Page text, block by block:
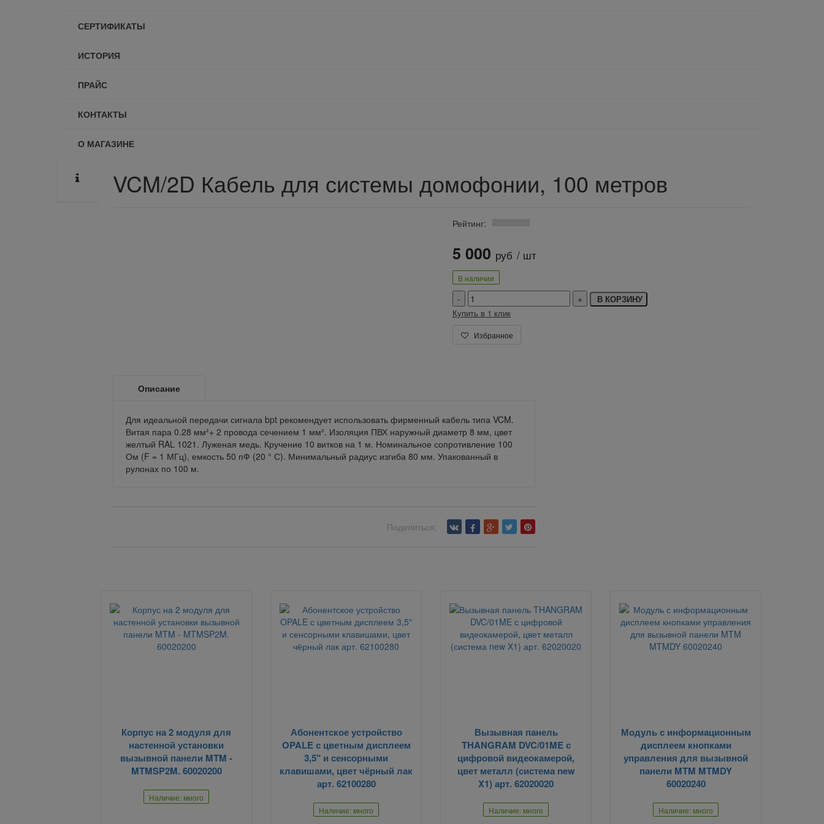
СЕРТИФИКАТЫ
ИСТОРИЯ
ПРАЙС
КОНТАКТЫ
О МАГАЗИНЕ
VCM/2D Кабель для системы домофонии, 100 метров
Рейтинг:
5 000 руб / шт
В наличии
В КОРЗИНУ
Купить в 1 клик
Избранное
Описание
Для идеальной передачи сигнала bpt рекомендует использовать фирменный кабель типа VCM.
Витая пара 0.28 мм²+ 2 провода сечением 1 мм². Изоляция ПВХ наружный диаметр 8 мм, цвет
желтый RAL 1021. Луженая медь. Кручение 10 витков на 1 м. Номинальное сопротивление 100
Ом (F = 1 МГц), емкость 50 пФ (20 ° С). Минимальный радиус изгиба 80 мм. Упакованный в
рулонах по 100 м.
Поделиться:
Корпус на 2 модуля для
настенной установки
вызывной панели MTM -
MTMSP2M. 60020200
Наличие: много
Абонентское устройство
OPALE с цветным дисплеем
3,5" и сенсорными
клавишами, цвет чёрный лак
арт. 62100280
Наличие: много
Вызывная панель
THANGRAM DVC/01ME с
цифровой видеокамерой,
цвет металл (система new
X1) арт. 62020020
Наличие: много
Модуль с информационным
дисплеем кнопками
управления для вызывной
панели MTM MTMDY
60020240
Наличие: много